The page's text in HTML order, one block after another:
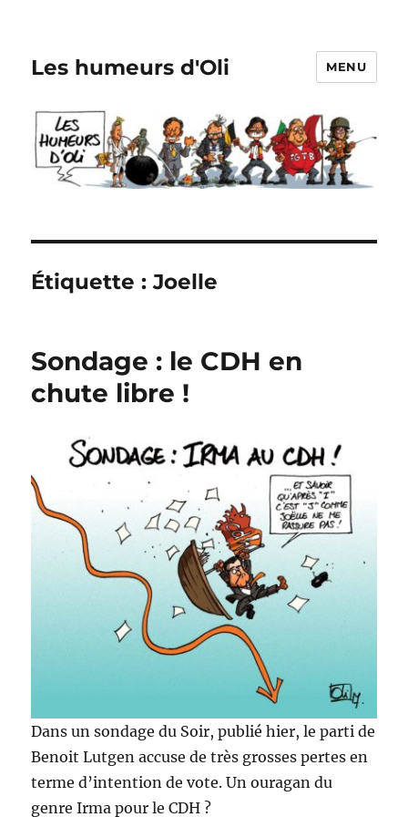
Les humeurs d'Oli MENU
Étiquette :Joelle
Sondage : le CDH en
chute libre !
Dans un sondage du Soir, publié hier, le parti de
Benoit Lutgen accuse de très grosses pertes en
terme d’intention de vote. Un ouragan du
genre Irma pour le CDH ?